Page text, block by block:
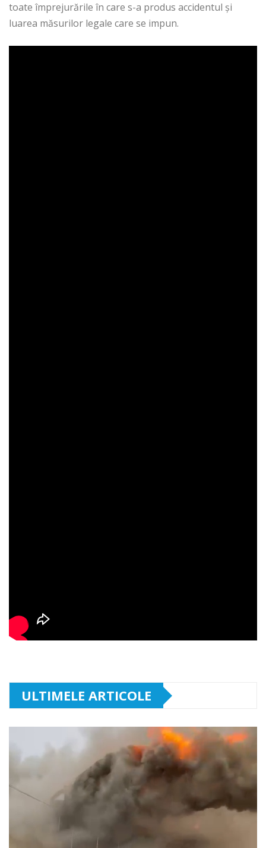
toate împrejurările în care s-a produs accidentul și
luarea măsurilor legale care se impun.
ULTIMELE ARTICOLE